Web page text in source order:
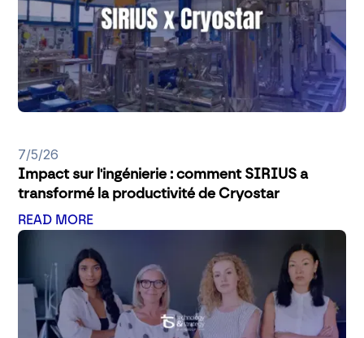
7/5/26
Impact sur l'ingénierie : comment SIRIUS a
transformé la productivité de Cryostar
READ MORE